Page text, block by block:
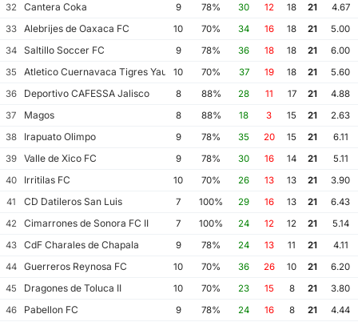
32
Cantera Coka 9 78% 30 12 18 21
4.67
33
Alebrijes de Oaxaca FC 10 70% 34 16 18 21
5.00
34
Saltillo Soccer FC 9 78% 36 18 18 21
6.00
35
Atletico Cuernavaca Tigres Yautepec
10 70% 37 19 18 21
5.60
36
Deportivo CAFESSA Jalisco 8 88% 28 11 17 21
4.88
37
Magos 8 88% 18 3 15 21
2.63
38
Irapuato Olimpo 9 78% 35 20 15 21
6.11
39
Valle de Xico FC 9 78% 30 16 14 21
5.11
40
Irritilas FC 10 70% 26 13 13 21
3.90
41
CD Datileros San Luis 7 100% 29 16 13 21
6.43
42
Cimarrones de Sonora FC II 7 100% 24 12 12 21
5.14
43
CdF Charales de Chapala 9 78% 24 13 11 21
4.11
44
Guerreros Reynosa FC 10 70% 36 26 10 21
6.20
45
Dragones de Toluca II 10 70% 23 15 8 21
3.80
46
Pabellon FC 9 78% 24 16 8 21
4.44